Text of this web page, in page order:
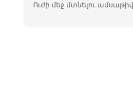
Ուժի մեջ մտնելու ամսաթիվ